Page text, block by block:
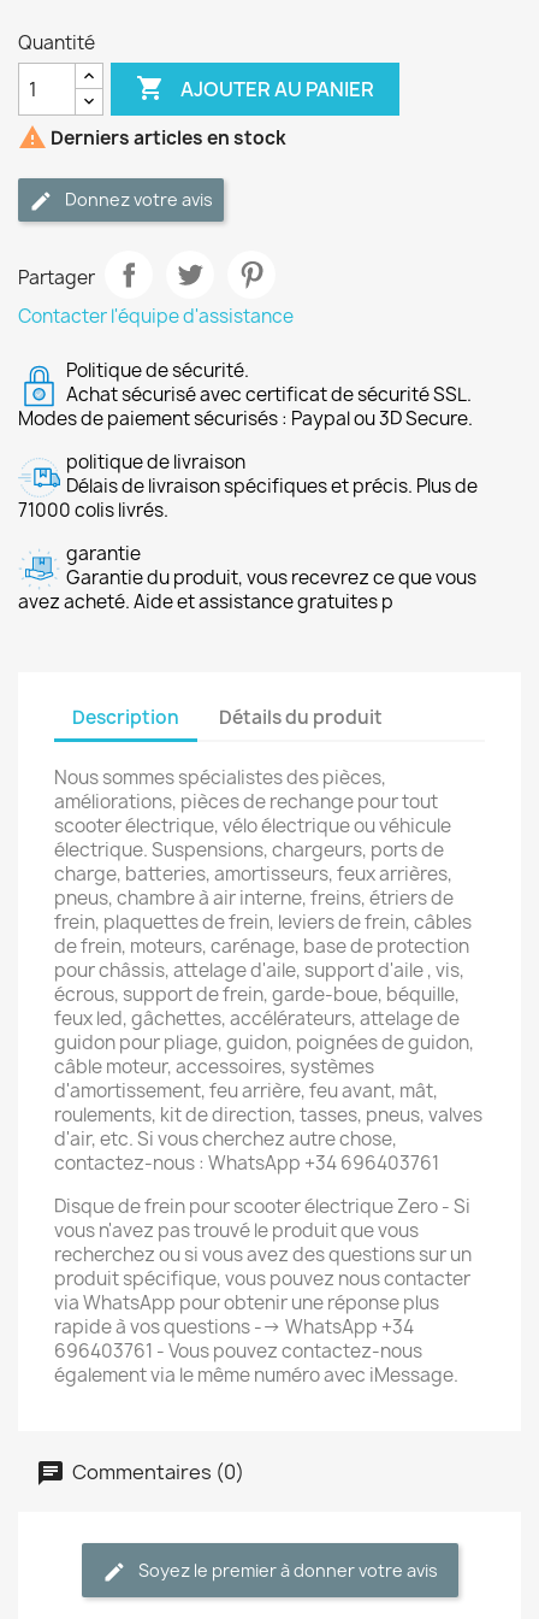
Quantité
 AJOUTER AU PANIER
 Derniers articles en stock
Donnez votre avis
Partager
Contacter l'équipe d'assistance
Politique de sécurité.
Achat sécurisé avec certificat de sécurité SSL.
Modes de paiement sécurisés : Paypal ou 3D Secure.
politique de livraison
Délais de livraison spécifiques et précis. Plus de
71000 colis livrés.
garantie
Garantie du produit, vous recevrez ce que vous
avez acheté. Aide et assistance gratuites p
Description Détails du produit
Nous sommes spécialistes des pièces,
améliorations, pièces de rechange pour tout
scooter électrique, vélo électrique ou véhicule
électrique. Suspensions, chargeurs, ports de
charge, batteries, amortisseurs, feux arrières,
pneus, chambre à air interne, freins, étriers de
frein, plaquettes de frein, leviers de frein, câbles
de frein, moteurs, carénage, base de protection
pour châssis, attelage d'aile, support d'aile , vis,
écrous, support de frein, garde-boue, béquille,
feux led, gâchettes, accélérateurs, attelage de
guidon pour pliage, guidon, poignées de guidon,
câble moteur, accessoires, systèmes
d'amortissement, feu arrière, feu avant, mât,
roulements, kit de direction, tasses, pneus, valves
d'air, etc. Si vous cherchez autre chose,
contactez-nous : WhatsApp +34 696403761
Disque de frein pour scooter électrique Zero - Si
vous n'avez pas trouvé le produit que vous
recherchez ou si vous avez des questions sur un
produit spécifique, vous pouvez nous contacter
via WhatsApp pour obtenir une réponse plus
rapide à vos questions --> WhatsApp +34
696403761 - Vous pouvez contactez-nous
également via le même numéro avec iMessage.
Commentaires (0)
Soyez le premier à donner votre avis